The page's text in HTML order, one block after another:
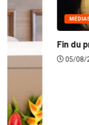
Fin du programme